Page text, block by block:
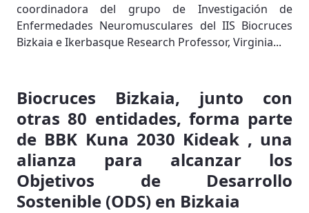
coordinadora del grupo de Investigación de
Enfermedades Neuromusculares del IIS Biocruces
Bizkaia e Ikerbasque Research Professor, Virginia...
Biocruces Bizkaia, junto con
otras 80 entidades, forma parte
de BBK Kuna 2030 Kideak , una
alianza para alcanzar los
Objetivos de Desarrollo
Sostenible (ODS) en Bizkaia